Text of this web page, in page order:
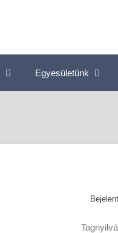
Egyesületünk